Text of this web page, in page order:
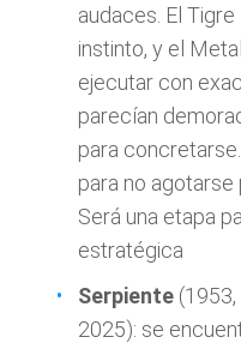
audaces. El
instinto, y el
ejecutar con
parecían
para
para no
Será una etapa
estratégica
Serpiente
2025): se